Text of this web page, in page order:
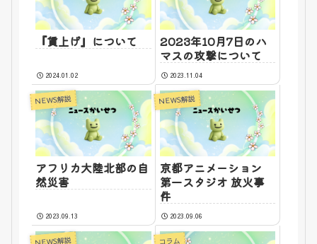
『賃上げ』について
2024.01.02
2023年10月7日のハ
マスの攻撃について
2023.11.04
NEWS解説
アフリカ大陸北部の自
然災害
2023.09.13
NEWS解説
京都アニメーション
第一スタジオ 放火事
件
2023.09.06
NEWS解説 コラム